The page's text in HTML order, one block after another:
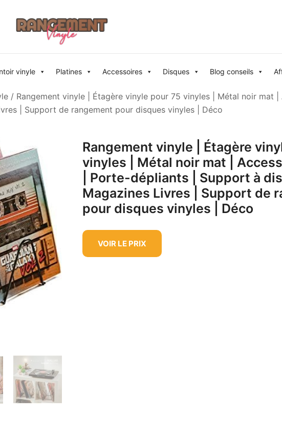
vinyle Platines Accessoires Disques Blog conseils
/ Rangement vinyle | Étagère vinyle pour 75 vinyles | Métal noir mat |
| Support de rangement pour disques vinyles | Déco
Rangement vinyle | Étagère
vinyles | Métal noir mat |
| Porte-dépliants | Support à
Magazines Livres | Support de
pour disques vinyles | Déco
VOIR LE PRIX